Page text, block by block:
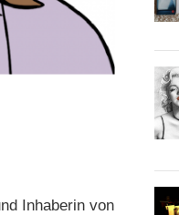
Inhaberin von